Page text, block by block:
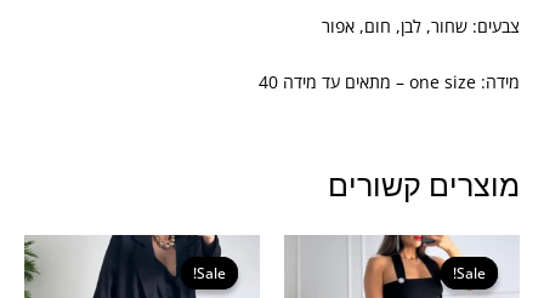
צבעים: שחור, לבן, חום, אפור
מידה: one size – מתאים עד מידה 40
מוצרים קשורים
Sale!
Sale!
המחיר
המקורי
היה:
המחיר
הנוכחי
הוא:
Sale!
Sale!
המחיר
המקורי
היה:
המחיר
הנוכחי
הוא: